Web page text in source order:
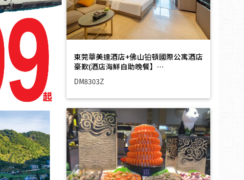
東莞華美達酒店+佛山铂頓國際公寓酒店
豪歎(酒店海鮮自助晚餐】…
DM8303Z